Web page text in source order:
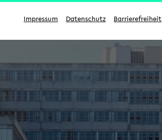
Impressum Datenschutz Barrierefreiheit